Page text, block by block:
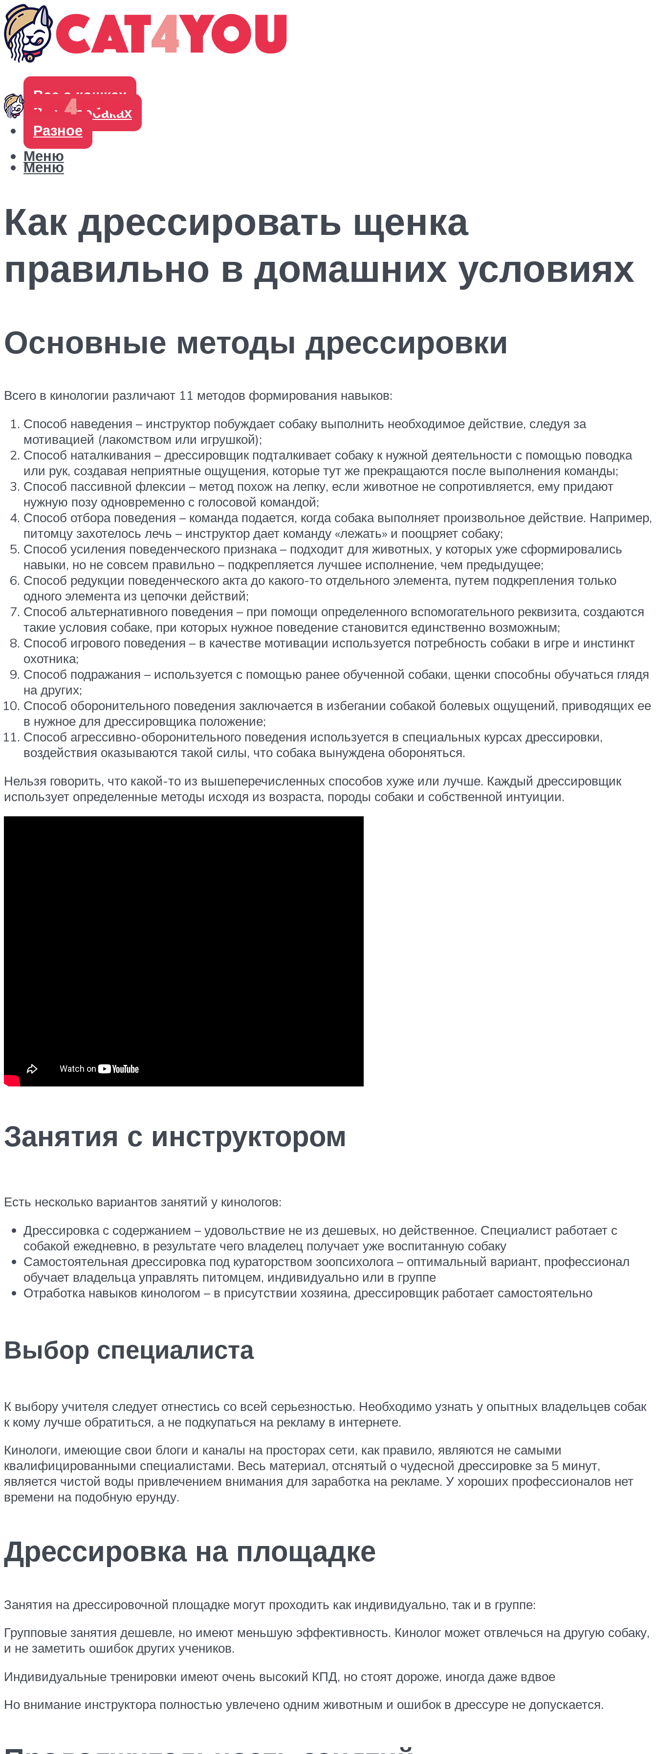
Все о кошках
Все о собаках
Разное
Меню
Меню
Как дрессировать щенка
правильно в домашних условиях
Основные методы дрессировки
Всего в кинологии различают 11 методов формирования навыков:
Способ наведения – инструктор побуждает собаку выполнить необходимое действие, следуя за
мотивацией (лакомством или игрушкой);
Способ наталкивания – дрессировщик подталкивает собаку к нужной деятельности с помощью поводка
или рук, создавая неприятные ощущения, которые тут же прекращаются после выполнения команды;
Способ пассивной флексии – метод похож на лепку, если животное не сопротивляется, ему придают
нужную позу одновременно с голосовой командой;
Способ отбора поведения – команда подается, когда собака выполняет произвольное действие. Например,
питомцу захотелось лечь – инструктор дает команду «лежать» и поощряет собаку;
Способ усиления поведенческого признака – подходит для животных, у которых уже сформировались
навыки, но не совсем правильно – подкрепляется лучшее исполнение, чем предыдущее;
Способ редукции поведенческого акта до какого-то отдельного элемента, путем подкрепления только
одного элемента из цепочки действий;
Способ альтернативного поведения – при помощи определенного вспомогательного реквизита, создаются
такие условия собаке, при которых нужное поведение становится единственно возможным;
Способ игрового поведения – в качестве мотивации используется потребность собаки в игре и инстинкт
охотника;
Способ подражания – используется с помощью ранее обученной собаки, щенки способны обучаться глядя
на других;
Способ оборонительного поведения заключается в избегании собакой болевых ощущений, приводящих ее
в нужное для дрессировщика положение;
Способ агрессивно-оборонительного поведения используется в специальных курсах дрессировки,
воздействия оказываются такой силы, что собака вынуждена обороняться.
Нельзя говорить, что какой-то из вышеперечисленных способов хуже или лучше. Каждый дрессировщик
использует определенные методы исходя из возраста, породы собаки и собственной интуиции.
Занятия с инструктором
Есть несколько вариантов занятий у кинологов:
Дрессировка с содержанием – удовольствие не из дешевых, но действенное. Специалист работает с
собакой ежедневно, в результате чего владелец получает уже воспитанную собаку
Самостоятельная дрессировка под кураторством зоопсихолога – оптимальный вариант, профессионал
обучает владельца управлять питомцем, индивидуально или в группе
Отработка навыков кинологом – в присутствии хозяина, дрессировщик работает самостоятельно
Выбор специалиста
К выбору учителя следует отнестись со всей серьезностью. Необходимо узнать у опытных владельцев собак
к кому лучше обратиться, а не подкупаться на рекламу в интернете.
Кинологи, имеющие свои блоги и каналы на просторах сети, как правило, являются не самыми
квалифицированными специалистами. Весь материал, отснятый о чудесной дрессировке за 5 минут,
является чистой воды привлечением внимания для заработка на рекламе. У хороших профессионалов нет
времени на подобную ерунду.
Дрессировка на площадке
Занятия на дрессировочной площадке могут проходить как индивидуально, так и в группе:
Групповые занятия дешевле, но имеют меньшую эффективность. Кинолог может отвлечься на другую собаку,
и не заметить ошибок других учеников.
Индивидуальные тренировки имеют очень высокий КПД, но стоят дороже, иногда даже вдвое
Но внимание инструктора полностью увлечено одним животным и ошибок в дрессуре не допускается.